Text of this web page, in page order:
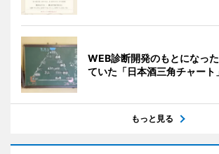
WEB診断開発のもとになっ
ていた「日本酒三角チャート
もっと見る